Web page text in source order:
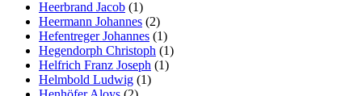
Heerbrand Jacob (1)
Heermann Johannes (2)
Hefentreger Johannes (1)
Hegendorph Christoph (1)
Helfrich Franz Joseph (1)
Helmbold Ludwig (1)